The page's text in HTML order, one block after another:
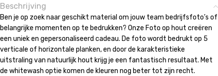
Beschrijving
Ben je op zoek naar geschikt material om jouw team bedrijfsfoto’s of
belangrijke momenten op te bedrukken? Onze Foto op hout creëren
een uniek en gepersonaliseerd cadeau. De foto wordt bedrukt op 5
verticale of horizontale planken, en door de karakteristieke
uitstraling van natuurlijk hout krijg je een fantastisch resultaat. Met
de whitewash optie komen de kleuren nog beter tot zijn recht.